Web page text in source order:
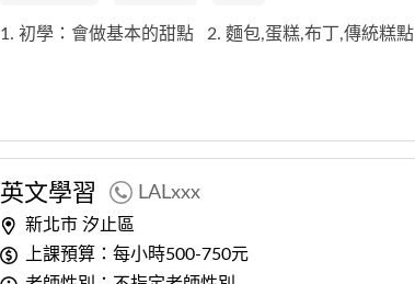
1. 初學：會做基本的甜點 2. 麵包,蛋糕,布丁,傳統糕點
英文學習 LALxxx
新北市 汐止區
上課預算：每小時500-750元